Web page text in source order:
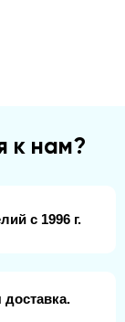
к нам?
с 1996 г.
доставка.